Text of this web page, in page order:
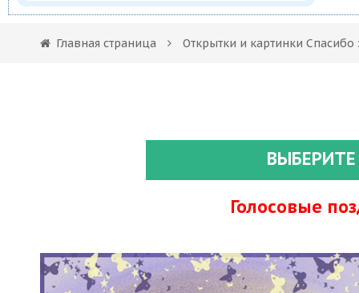
Главная страница Открытки и картинки
Голосовые